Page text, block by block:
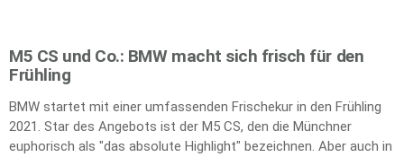
M5 CS und Co.: BMW macht sich frisch für den
Frühling
BMW startet mit einer umfassenden Frischekur in den Frühling
2021. Star des Angebots ist der M5 CS, den die Münchner
euphorisch als "das absolute Highlight" bezeichnen. Aber auch in